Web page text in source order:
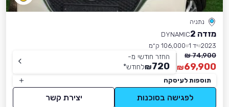
נתניה
מזדה 2
DYNAMIC
2023 יד 1
106,000 ק״מ
74,900 ₪
69,900
₪
החזר חודשי מ-
720
₪לחודש*
תוספות לעיסקה
לפגישה בסוכנות יצירת קשר